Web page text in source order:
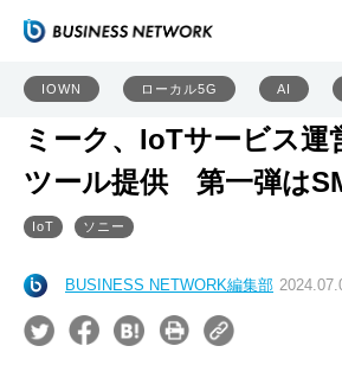
IOWN ローカル5G AI
ミーク、IoTサービス運
ツール提供 第一弾は
IoT ソニー
BUSINESS NETWORK編集部